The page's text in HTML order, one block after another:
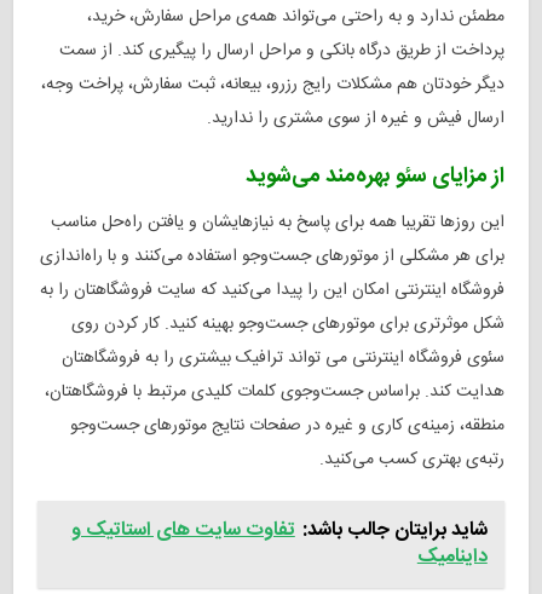
مطمئن ندارد و به راحتی می‌تواند همه‌ی مراحل سفارش، خرید،
پرداخت از طریق درگاه بانکی و مراحل ارسال را پیگیری کند. از سمت
دیگر خودتان هم مشکلات رایج رزرو، بیعانه، ثبت سفارش، پراخت وجه،
ارسال فیش و غیره از سوی مشتری را ندارید.
از مزایای سئو بهره‌مند می‌شوید
این روزها تقریبا همه برای پاسخ به نیازهایشان و یافتن راه‌حل مناسب
برای هر مشکلی از موتورهای جست‌وجو استفاده می‌کنند و با راه‌اندازی
فروشگاه اینترنتی امکان این را پیدا می‌کنید که سایت فروشگاهتان را به
شکل موثرتری برای موتورهای جست‌وجو بهینه کنید.کار کردن روی
سئوی فروشگاه اینترنتی می تواند ترافیک بیشتری را به فروشگاهتان
هدایت کند. براساس جست‌وجوی کلمات کلیدی مرتبط با فروشگاهتان،
منطقه، زمینه‌ی کاری و غیره در صفحات نتایج موتورهای جست‌وجو
رتبه‌ی بهتری کسب می‌کنید.
شاید برایتان جالب باشد: تفاوت سایت های استاتیک و
داینامیک